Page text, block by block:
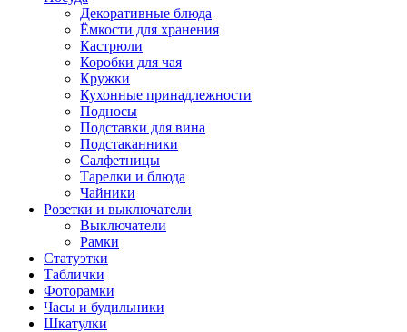
Декоративные блюда
Ёмкости для хранения
Кастрюли
Коробки для чая
Кружки
Кухонные принадлежности
Подносы
Подставки для вина
Подстаканники
Салфетницы
Тарелки и блюда
Чайники
Розетки и выключатели
Выключатели
Рамки
Статуэтки
Таблички
Фоторамки
Часы и будильники
Шкатулки